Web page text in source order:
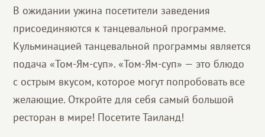
В ожидании ужина посетители заведения
присоединяются к танцевальной программе.
Кульминацией танцевальной программы является
подача «Том-Ям-суп». «Том-Ям-суп» — это блюдо
с острым вкусом, которое могут попробовать все
желающие. Откройте для себя самый большой
ресторан в мире! Посетите Таиланд!